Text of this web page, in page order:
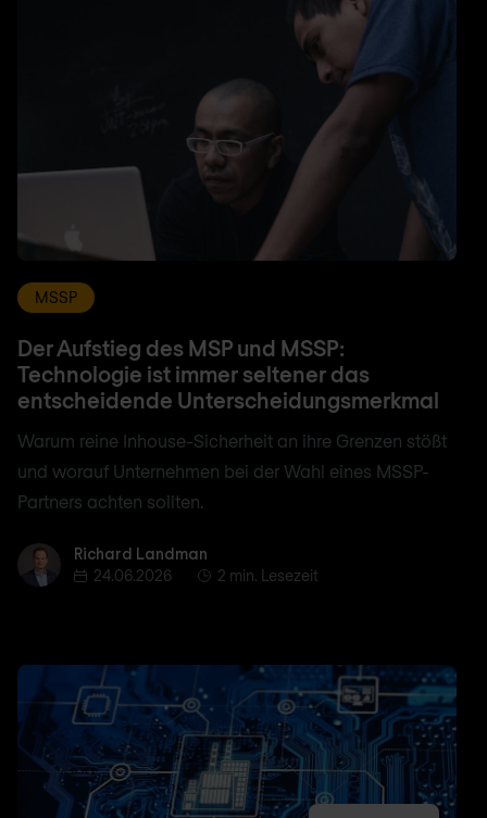
MSSP
Der Aufstieg des MSP und MSSP:
Technologie ist immer seltener das
entscheidende Unterscheidungsmerkmal
Warum reine Inhouse-Sicherheit an ihre Grenzen stößt
und worauf Unternehmen bei der Wahl eines MSSP-
Partners achten sollten.
Richard Landman
Richard Landman
24.06.2026
2 min. Lesezeit